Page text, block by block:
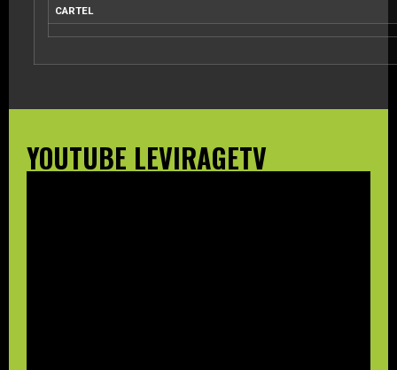
CARTEL
YOUTUBE LEVIRAGETV